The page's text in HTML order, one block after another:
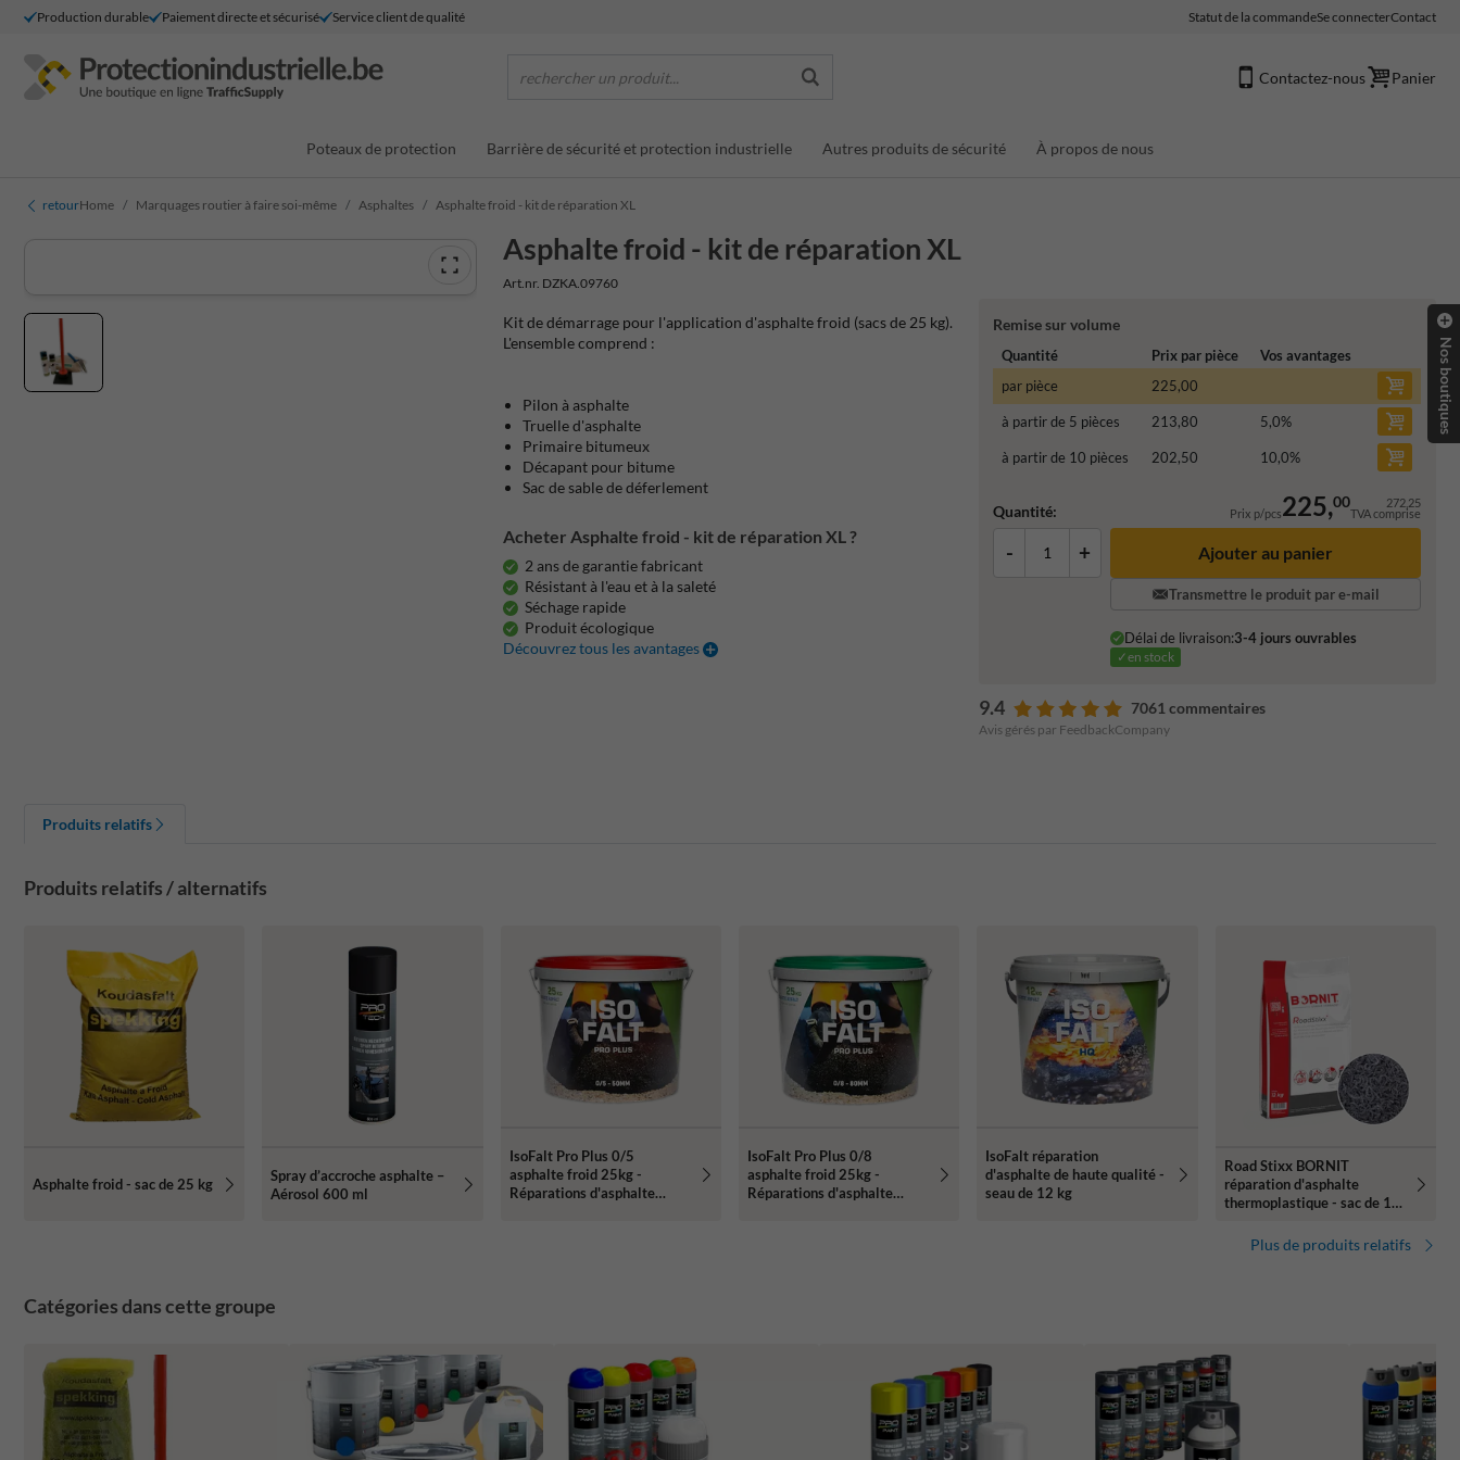
Production durable Paiement directe et sécurisé Service client de qualité Statut de la commandeSe connecterContact
rechercher un produit... Contactez-nous Panier
Poteaux de protection Barrière de sécurité et protection industrielle Autres produits de sécurité À propos de nous
retourHome Marquages routier à faire soi-même Asphaltes Asphalte froid - kit de réparation XL
Asphalte froid - kit de réparation XL
Art.nr. DZKA.09760
Remise sur volume
Quantité Prix par pièce
Vos avantages
par pièce
225,00
à partir de 5 pièces 213,80 5,0%
à partir de 10 pièces 202,50 10,0%
Quantité: Prix p/pcs225,00 272,25
TVA comprise
- + Ajouter au panier
Transmettre le produit par e-mail
Délai de livraison:3-4 jours ouvrables
✓en stock
9.4 7061 commentaires
Avis gérés par FeedbackCompany
Kit de démarrage pour l'application d'asphalte froid (sacs de 25 kg).
L'ensemble comprend :
Pilon à asphalte
Truelle d'asphalte
Primaire bitumeux
Décapant pour bitume
Sac de sable de déferlement
Acheter Asphalte froid - kit de réparation XL ?
2 ans de garantie fabricant
Résistant à l'eau et à la saleté
Séchage rapide
Produit écologique
Découvrez tous les avantages
Produits relatifs
Produits relatifs / alternatifs
Asphalte froid - sac de 25 kg
Spray d’accroche asphalte –
Aérosol 600 ml
IsoFalt Pro Plus 0/5
asphalte froid 25kg -
Réparations d'asphalte
IsoFalt Pro Plus 0/8
asphalte froid 25kg -
Réparations d'asphalte
IsoFalt réparation
d'asphalte de haute qualité -
seau de 12 kg
Road Stixx BORNIT
réparation d'asphalte
thermoplastique - sac de 12
Plus de produits relatifs
Catégories dans cette groupe
Nos boutiques